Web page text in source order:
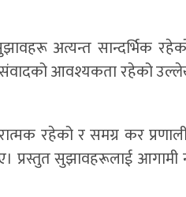
सुझावहरू अत्यन्त
संवादको आवश्यकता रहेको
रहेको र समग्र कर
प्रस्तुत सुझावहरूलाई